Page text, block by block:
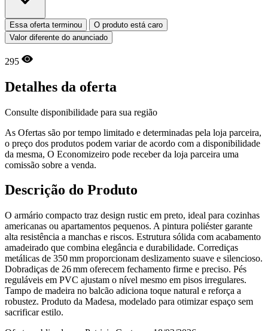
Essa oferta terminou
O produto está caro
Valor diferente do anunciado
295
Detalhes da oferta
Consulte disponibilidade para sua região
As Ofertas são por tempo limitado e determinadas pela loja parceira,
o preço dos produtos podem variar de acordo com a disponibilidade
da mesma, O Economizeiro pode receber da loja parceira uma
comissão sobre a venda.
Descrição do Produto
O armário compacto traz design rustic em preto, ideal para cozinhas
americanas ou apartamentos pequenos. A pintura poliéster garante
alta resistência a manchas e riscos. Estrutura sólida com acabamento
amadeirado que combina elegância e durabilidade. Corrediças
metálicas de 350 mm proporcionam deslizamento suave e silencioso.
Dobradiças de 26 mm oferecem fechamento firme e preciso. Pés
reguláveis em PVC ajustam o nível mesmo em pisos irregulares.
Tampo de madeira no balcão adiciona toque natural e reforça a
robustez. Produto da Madesa, modelado para otimizar espaço sem
sacrificar estilo.